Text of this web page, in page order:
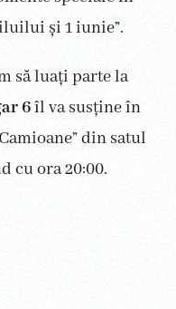
și 1 iunie”.
să luați parte la
6îl va susține în
din satul
cu ora 20:00.